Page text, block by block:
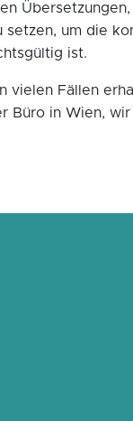
Übersetzungen,
um die
ist.
vielen Fällen
Büro in Wien,